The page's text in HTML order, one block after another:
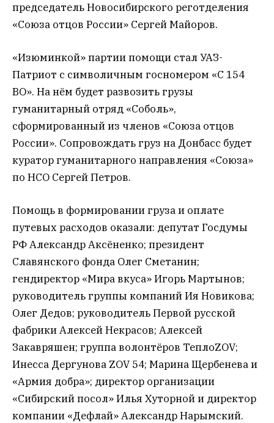
председатель Новосибирского реготделения
«Союза отцов России» Сергей Майоров.
«Изюминкой» партии помощи стал УАЗ-
Патриот с символичным госномером «С 154
ВО». На нём будет развозить грузы
гуманитарный отряд «Соболь»,
сформированный из членов «Союза отцов
России». Сопровождать груз на Донбасс будет
куратор гуманитарного направления «Союза»
по НСО Сергей Петров.
Помощь в формировании груза и оплате
путевых расходов оказали: депутат Госдумы
РФ Александр Аксёненко; президент
Славянского фонда Олег Сметанин;
гендиректор «Мира вкуса» Игорь Мартынов;
руководитель группы компаний Ия Новикова;
Олег Дедов; руководитель Первой русской
фабрики Алексей Некрасов; Алексей
Закавряшен; группа волонтёров ТеплоZOV;
Инесса Дергунова ZOV 54; Марина Щербенева и
«Армия добра»; директор организации
«Сибирский посол» Илья Хуторной и директор
компании «Дефлай» Александр Нарымский.